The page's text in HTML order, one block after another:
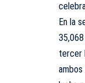
En la
tercer